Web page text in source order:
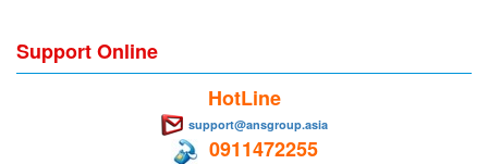
Endress+Hauser
Enensys Vietnam
Support Online
HotLine
support@ansgroup.asia
0911472255